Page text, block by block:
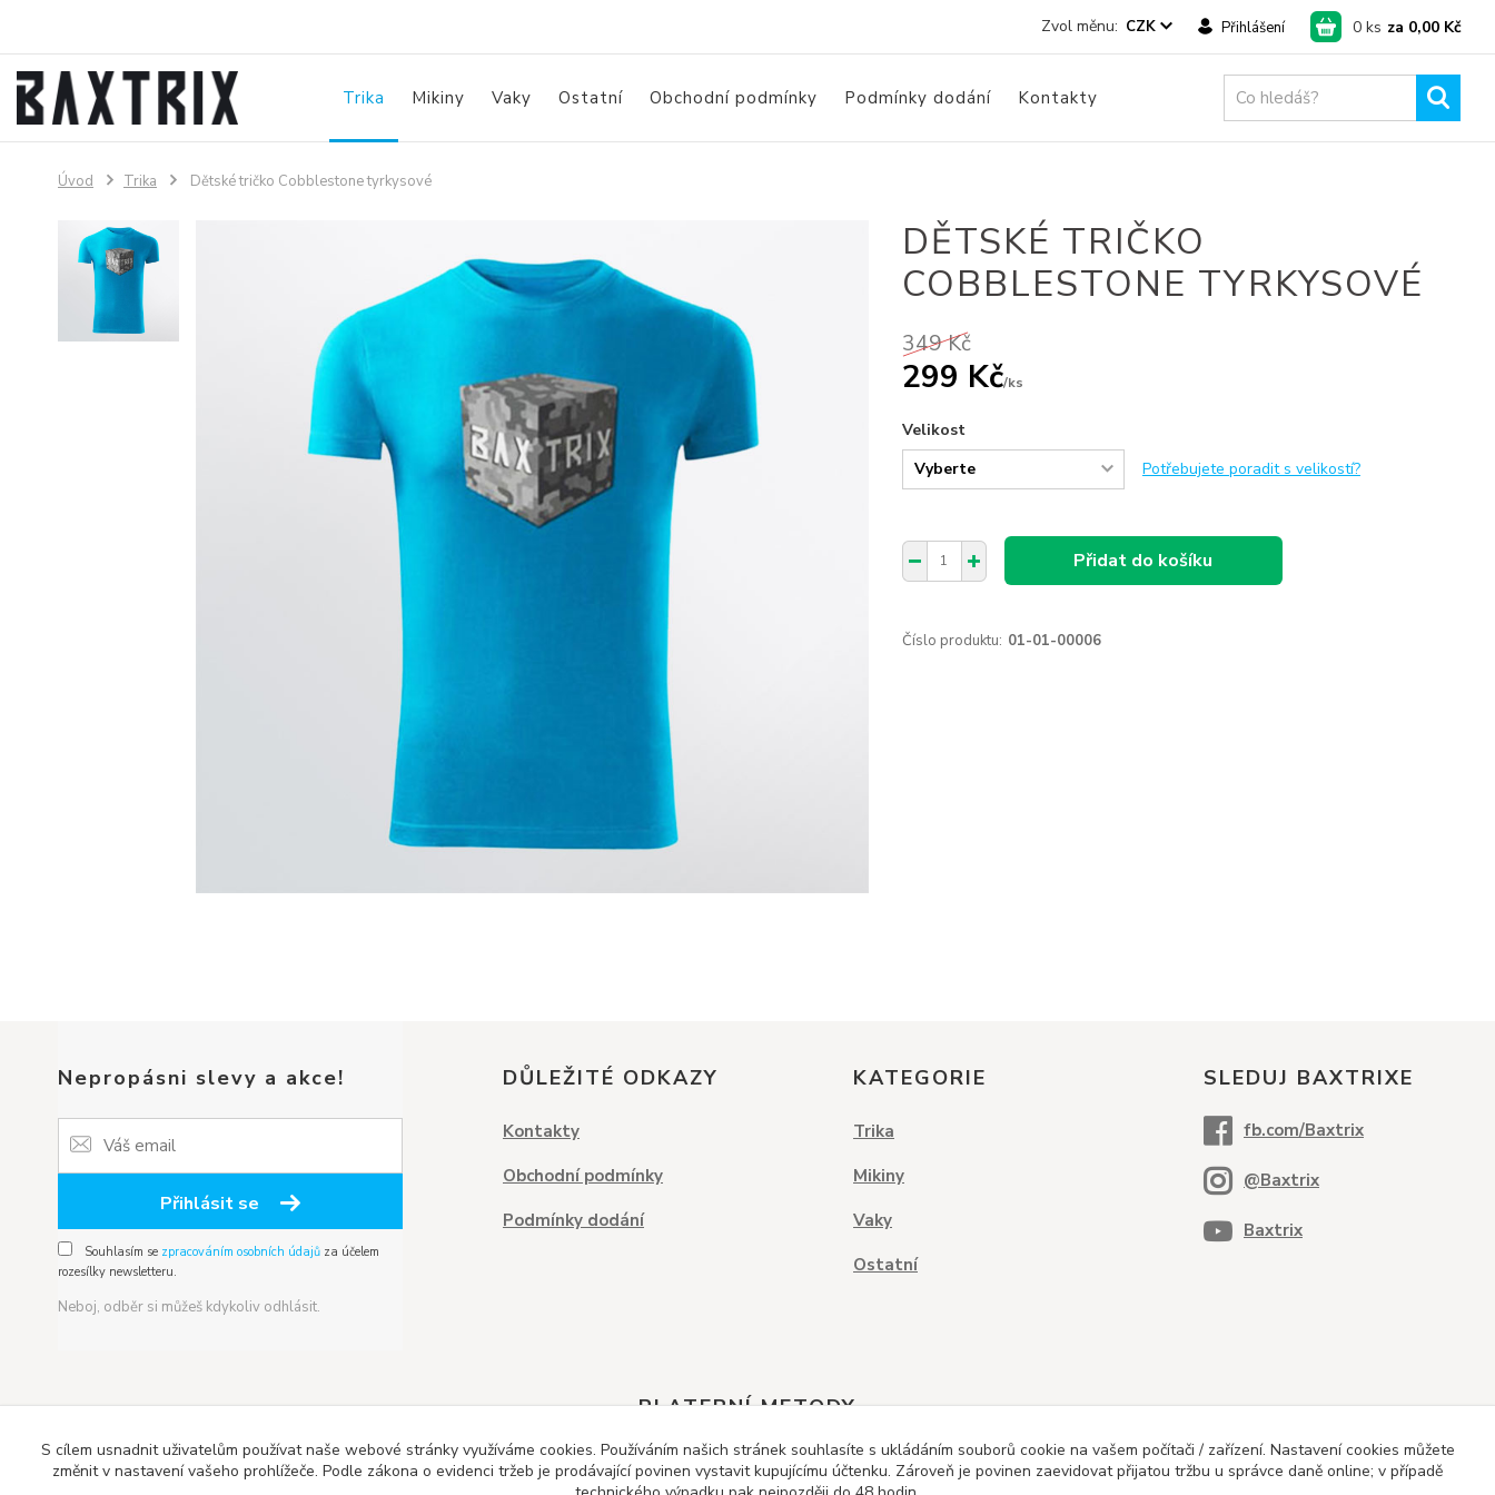
CZK Přihlášení 0 ks za 0,00 Kč
Trika Mikiny Vaky Ostatní Obchodní podmínky Podmínky dodání Kontakty
Úvod Trika Dětské tričko Cobblestone tyrkysové
DĚTSKÉ TRIČKO
COBBLESTONE TYRKYSOVÉ
349 Kč
299 Kč/ks
Velikost
Potřebujete poradit s velikostí?
Přidat do košíku
Číslo produktu: 01-01-00006
Nepropásni slevy a akce!
Přihlásit se
Souhlasím se zpracováním osobních údajů za účelem
rozesílky newsletteru.
Neboj, odběr si můžeš kdykoliv odhlásit.
DŮLEŽITÉ ODKAZY
Kontakty
Obchodní podmínky
Podmínky dodání
KATEGORIE
Trika
Mikiny
Vaky
Ostatní
SLEDUJ BAXTRIXE
PLATEBNÍ METODY
S cílem usnadnit uživatelům používat naše webové stránky využíváme cookies. Používáním našich stránek souhlasíte s ukládáním souborů cookie na vašem počítači / zařízení. Nastavení cookies můžete
změnit v nastavení vašeho prohlížeče. Podle zákona o evidenci tržeb je prodávající povinen vystavit kupujícímu účtenku. Zároveň je povinen zaevidovat přijatou tržbu u správce daně online; v případě